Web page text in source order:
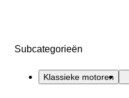
Subcategorieën
Klassieke motoren